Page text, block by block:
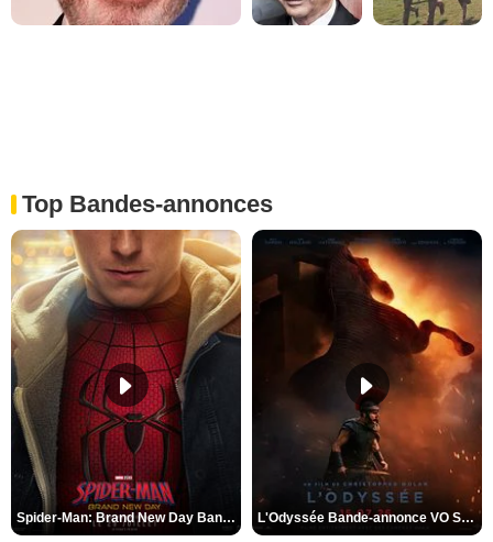
Top Bandes-annonces
Spider-Man: Brand New Day Bande-annonce VO STFR L'Odyssée Bande-annonce VO STFR